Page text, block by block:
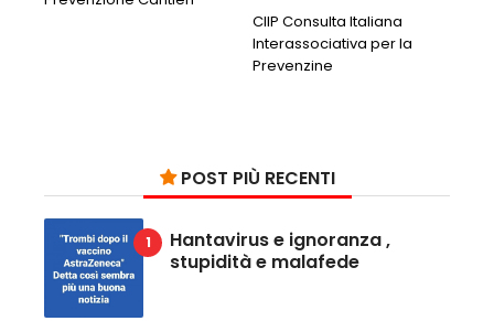
CIIP Consulta Italiana
Interassociativa per la
Prevenzine
POST PIÙ RECENTI
Hantavirus e ignoranza ,
stupidità e malafede